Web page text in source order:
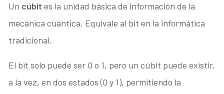
Un cúbit es la unidad básica de información de la
mecánica cuántica. Equivale al bit en la informática
tradicional.
El bit solo puede ser 0 o 1, pero un cúbit puede existir,
a la vez, en dos estados (0 y 1), permitiendo la